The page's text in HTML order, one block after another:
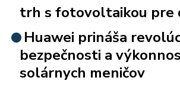
trh s fotovoltaikou pre
Huawei prináša
bezpečnosti a
solárnych meničov